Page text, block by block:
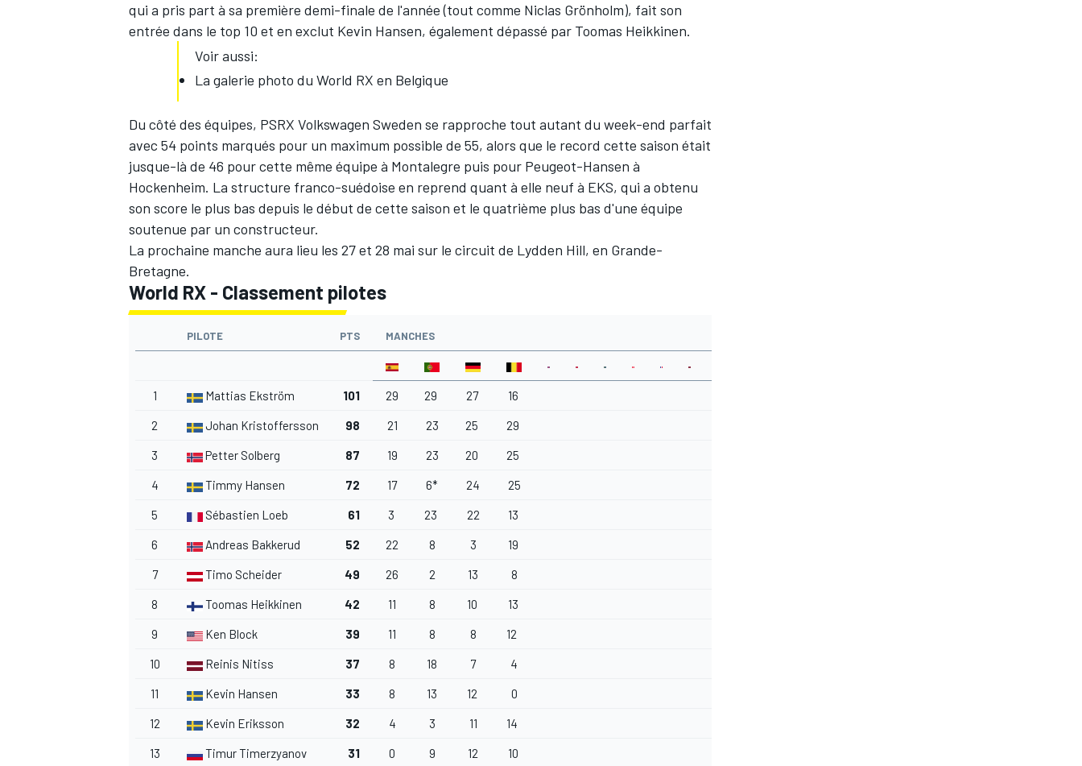
AUTRES CHAMPIONNATS
qui a pris part à sa première demi-finale de l'année (tout comme Niclas Grönholm), fait son
entrée dans le top 10 et en exclut Kevin Hansen, également dépassé par Toomas Heikkinen.
Voir aussi:
La galerie photo du World RX en Belgique
Du côté des équipes, PSRX Volkswagen Sweden se rapproche tout autant du week-end parfait
avec 54 points marqués pour un maximum possible de 55, alors que le record cette saison était
jusque-là de 46 pour cette même équipe à Montalegre puis pour Peugeot-Hansen à
Hockenheim. La structure franco-suédoise en reprend quant à elle neuf à EKS, qui a obtenu
son score le plus bas depuis le début de cette saison et le quatrième plus bas d'une équipe
soutenue par un constructeur.
La prochaine manche aura lieu les 27 et 28 mai sur le circuit de Lydden Hill, en Grande-
Bretagne.
World RX - Classement pilotes
PILOTE PTS MANCHES
1 Mattias Ekström 101 29 29 27 16
2 Johan Kristoffersson 98 21 23 25 29
3 Petter Solberg 87 19 23 20 25
4 Timmy Hansen 72 17 6* 24 25
5 Sébastien Loeb 61 3 23 22 13
6 Andreas Bakkerud 52 22 8 3 19
7 Timo Scheider 49 26 2 13 8
8 Toomas Heikkinen 42 11 8 10 13
9 Ken Block 39 11 8 8 12
10 Reinis Nitiss 37 8 18 7 4
11 Kevin Hansen 33 8 13 12 0
12 Kevin Eriksson 32 4 3 11 14
13 Timur Timerzyanov 31 0 9 12 10